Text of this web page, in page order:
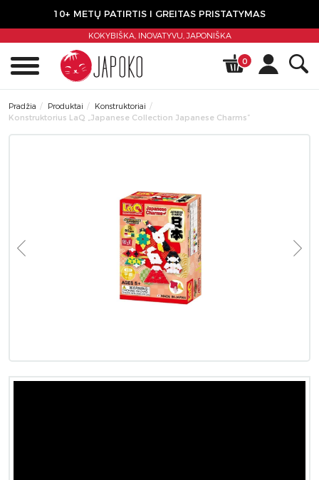
10+ METŲ PATIRTIS I GREITAS PRISTATYMAS
KOKYBIŠKA, INOVATYVU,JAPONIŠKA
0
Pradžia Produktai
Konstruktoriai
Konstruktorius LaQ „Japanese Collection Japanese Charms”